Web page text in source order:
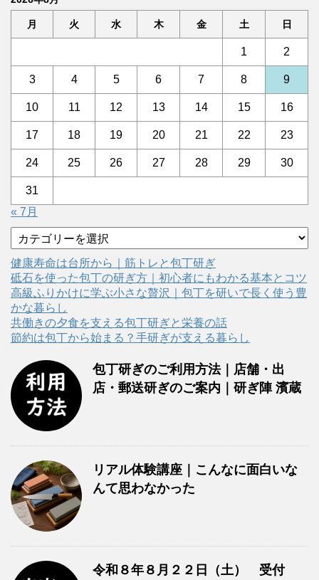
月 火 水 木 金 土 日
1 2
3 4 5 6 7 8 9
10 11 12 13 14 15 16
17 18 19 20 21 22 23
24 25 26 27 28 29 30
31
« 7月
テ
ゴ
リ
ー
健康寿命は台所から｜筋トレと包丁研ぎ
砥石を使った包丁の研ぎ方｜初心者にもわかる基本とコツ
高級ふりかけに学ぶ小さな贅沢｜包丁を研いで長く使う豊
かな暮らし
共働きの夕食を支える包丁研ぎと栄養の話
節約は包丁から始まる？手研ぎが支える暮らし
包丁研ぎのご利用方法｜店舗・出
店・郵送研ぎのご案内｜研ぎ陣 濱蔵
リアル体験講座｜こんなに面白いな
んて思わなかった
令和８年８月２２日（土） 受付